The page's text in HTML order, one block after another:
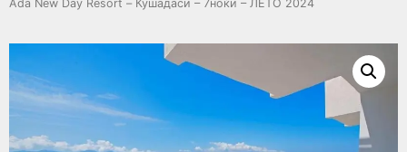
Ada New Day Resort – Кушадаси – 7ноќи – ЛЕТО 2024